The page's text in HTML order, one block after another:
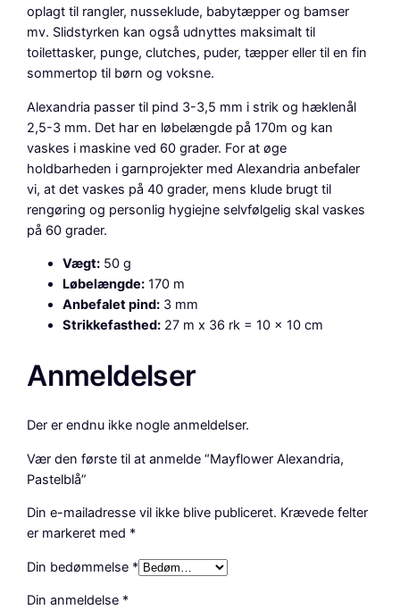
oplagt til rangler, nusseklude, babytæpper og bamser
mv. Slidstyrken kan også udnyttes maksimalt til
toilettasker, punge, clutches, puder, tæpper eller til en fin
sommertop til børn og voksne.
Alexandria passer til pind 3-3,5 mm i strik og hæklenål
2,5-3 mm. Det har en løbelængde på 170m og kan
vaskes i maskine ved 60 grader. For at øge
holdbarheden i garnprojekter med Alexandria anbefaler
vi, at det vaskes på 40 grader, mens klude brugt til
rengøring og personlig hygiejne selvfølgelig skal vaskes
på 60 grader.
Vægt: 50 g
Løbelængde: 170 m
Anbefalet pind: 3 mm
Strikkefasthed: 27 m x 36 rk = 10 x 10 cm
Anmeldelser
Der er endnu ikke nogle anmeldelser.
Vær den første til at anmelde “Mayflower Alexandria,
Pastelblå”
Din e-mailadresse vil ikke blive publiceret. Krævede felter
er markeret med *
Din bedømmelse *
Din anmeldelse *